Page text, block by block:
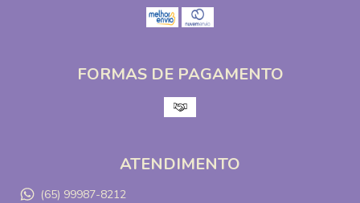
FORMAS DE PAGAMENTO
ATENDIMENTO
(65) 99987-8212